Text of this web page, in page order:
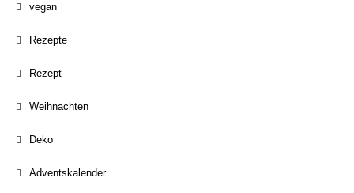
vegan
Rezepte
Rezept
Weihnachten
Deko
Adventskalender